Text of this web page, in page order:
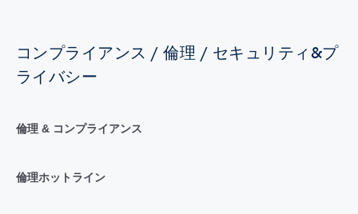
コンプライアンス / 倫理 / セキュリティ&プ
ライバシー
倫理 & コンプライアンス
倫理ホットライン